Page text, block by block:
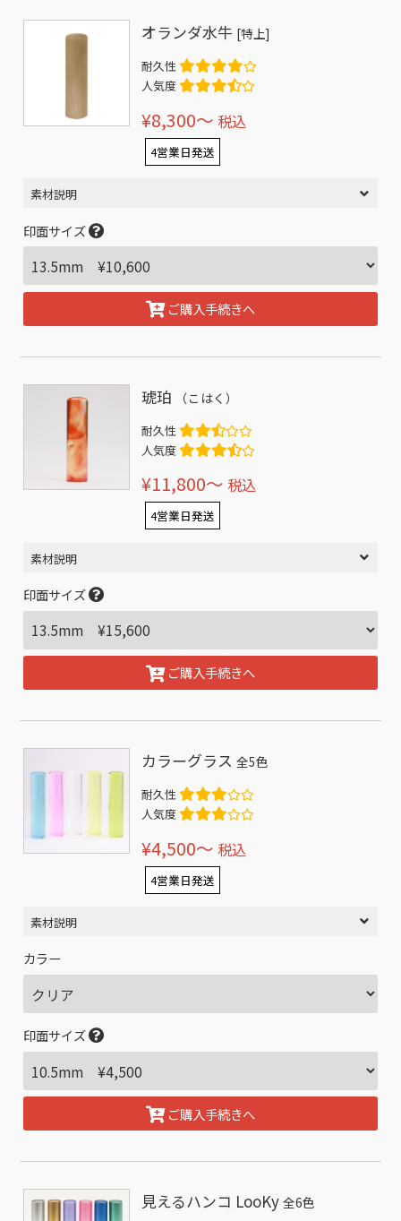
オランダ水牛 [特上]
耐久性
人気度
¥8,300〜 税込
4営業日発送
素材説明
印面サイズ
ご購入手続きへ
琥珀 （こはく）
耐久性
人気度
¥11,800〜 税込
4営業日発送
素材説明
印面サイズ
ご購入手続きへ
カラーグラス全5色
耐久性
人気度
¥4,500〜 税込
4営業日発送
素材説明
カラー
印面サイズ
ご購入手続きへ
見えるハンコ LooKy全6色